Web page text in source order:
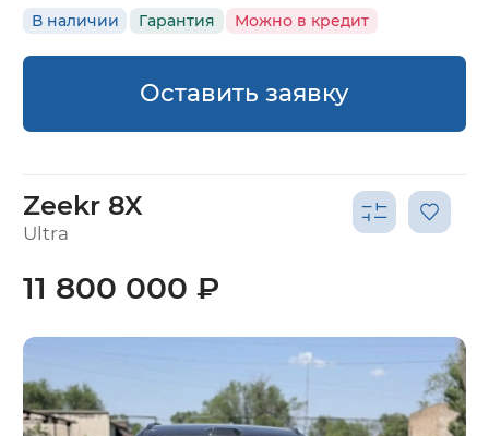
В наличии Гарантия Можно в кредит
Оставить заявку
Zeekr 8X
Ultra
11 800 000 ₽